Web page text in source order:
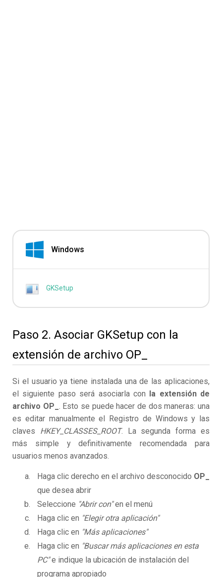
Windows
GKSetup
Paso 2. Asociar GKSetup con la
extensión de archivo OP_
Si el usuario ya tiene instalada una de las aplicaciones,
el siguiente paso será asociarla con la extensión de
archivo OP_ . Esto se puede hacer de dos maneras: una
es editar manualmente el Registro de Windows y las
claves HKEY_CLASSES_ROOT. La segunda forma es
más simple y definitivamente recomendada para
usuarios menos avanzados.
Haga clic derecho en el archivo desconocido OP_
que desea abrir
Seleccione "Abrir con"en el menú
Haga clic en "Elegir otra aplicación"
Haga clic en "Más aplicaciones"
Haga clic en "Buscar más aplicaciones en esta
PC"e indique la ubicación de instalación del
programa apropiado